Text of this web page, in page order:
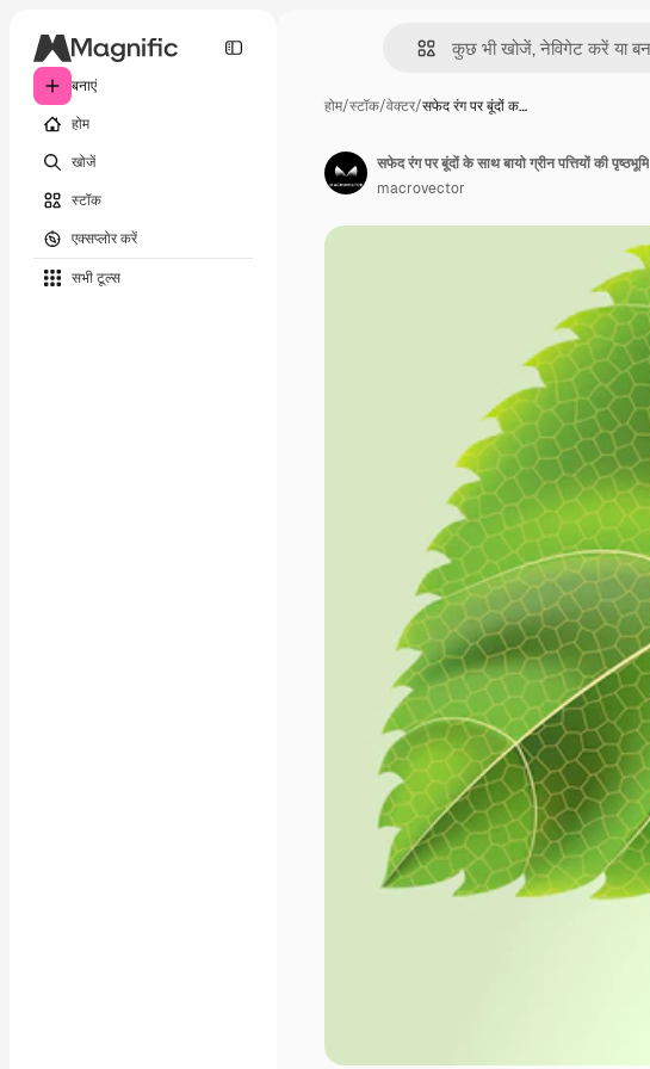
बनाएं
होम
खोजें
स्टॉक
एक्सप्लोर करें
सभी टूल्‍स
होम/स्टॉक/वेक्टर/सफेद रंग पर बूंदों क…
सफेद रंग पर बूंदों के साथ बायो ग्रीन पत्तियों की पृष्ठभूमि
macrovector